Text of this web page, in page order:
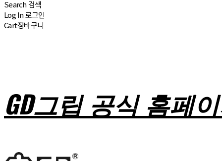
Search 검색
Log In로그인
Cart장바구니
GD그립 공식 홈페